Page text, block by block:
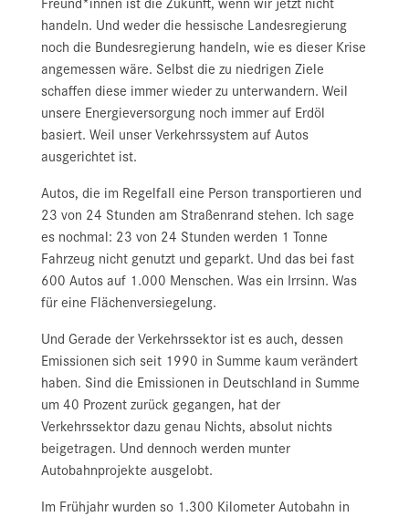
handeln. Und weder die hessische Landesregierung
noch die Bundesregierung handeln, wie es dieser Krise
angemessen wäre. Selbst die zu niedrigen Ziele
schaffen diese immer wieder zu unterwandern. Weil
unsere Energieversorgung noch immer auf Erdöl
basiert. Weil unser Verkehrssystem auf Autos
ausgerichtet ist.
Autos, die im Regelfall eine Person transportieren und
23 von 24 Stunden am Straßenrand stehen. Ich sage
es nochmal: 23 von 24 Stunden werden 1 Tonne
Fahrzeug nicht genutzt und geparkt. Und das bei fast
600 Autos auf 1.000 Menschen. Was ein Irrsinn. Was
für eine Flächenversiegelung.
Und Gerade der Verkehrssektor ist es auch, dessen
Emissionen sich seit 1990 in Summe kaum verändert
haben. Sind die Emissionen in Deutschland in Summe
um 40 Prozent zurück gegangen, hat der
Verkehrssektor dazu genau Nichts, absolut nichts
beigetragen. Und dennoch werden munter
Autobahnprojekte ausgelobt.
Im Frühjahr wurden so 1.300 Kilometer Autobahn in